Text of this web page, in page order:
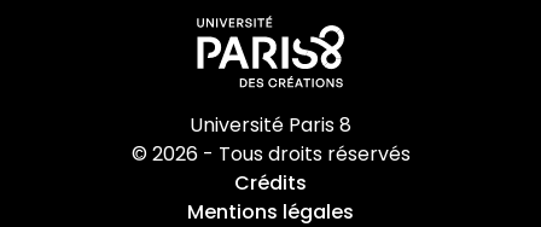
Université Paris 8
© 2026 - Tous droits réservés
Crédits
Mentions légales